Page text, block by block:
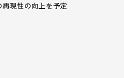
再現性の向上を予定